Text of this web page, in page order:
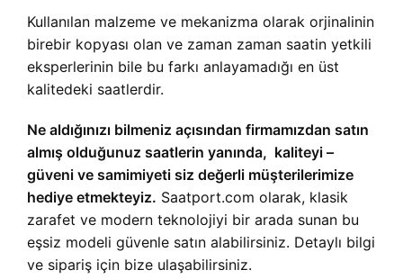
Kullanılan malzeme ve mekanizma olarak orjinalinin
birebir kopyası olan ve zaman zaman saatin yetkili
eksperlerinin bile bu farkı anlayamadığı en üst
kalitedeki saatlerdir.
Ne aldığınızı bilmeniz açısından firmamızdan satın
almış olduğunuz saatlerin yanında, kaliteyi –
güveni ve samimiyeti siz değerli müşterilerimize
hediye etmekteyiz. Saatport.com olarak, klasik
zarafet ve modern teknolojiyi bir arada sunan bu
eşsiz modeli güvenle satın alabilirsiniz. Detaylı bilgi
ve sipariş için bize ulaşabilirsiniz.